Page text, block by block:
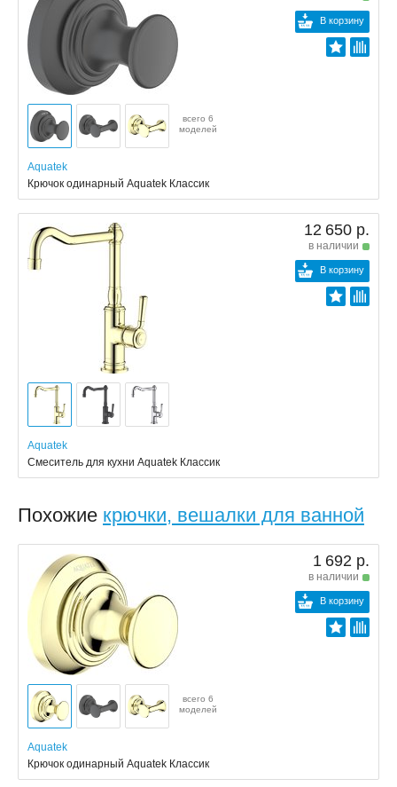
В корзину
всего 6
моделей
Aquatek
Крючок одинарный Aquatek Классик
12 650 р.
в наличии
В корзину
Aquatek
Смеситель для кухни Aquatek Классик
Похожие крючки, вешалки для ванной
1 692 р.
в наличии
В корзину
всего 6
моделей
Aquatek
Крючок одинарный Aquatek Классик